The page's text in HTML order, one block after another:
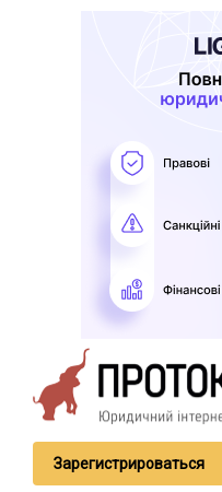
Зарегистрироваться